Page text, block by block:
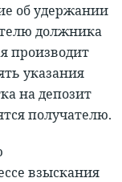
об удержании
должника
производит
указания
на депозит
получателю.
взыскания